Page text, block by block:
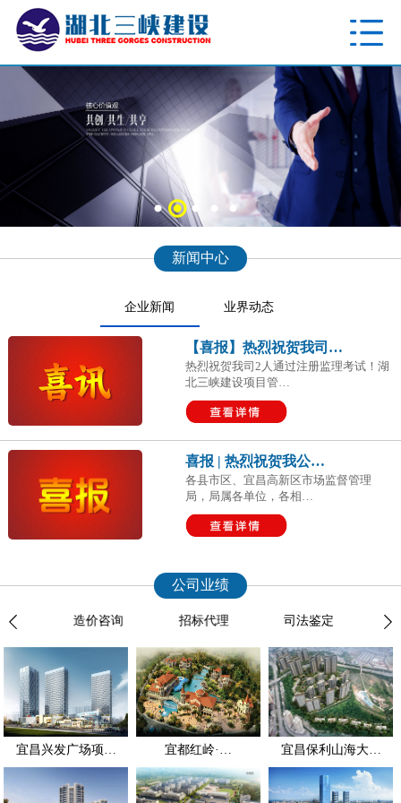
新闻中心
企业新闻 业界动态
【喜报】热烈祝贺我司…
热烈祝贺我司2人通过注册监理考试！湖
北三峡建设项目管…
喜报 | 热烈祝贺我公…
各县市区、宜昌高新区市场监督管理
局，局属各单位，各相…
公司业绩
务 造价咨询 招标代理 司法鉴定 全过
宜昌兴发广场项… 宜都红岭·… 宜昌保利山海大…